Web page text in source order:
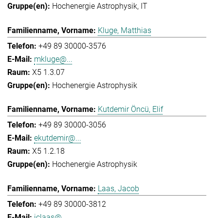
Hochenergie Astrophysik IT
Kluge, Matthias
+49 89 30000-3576
mkluge@...
X5 1.3.07
Hochenergie Astrophysik
Kutdemir Öncü, Elif
+49 89 30000-3056
ekutdemir@...
X5 1.2.18
Hochenergie Astrophysik
Laas, Jacob
+49 89 30000-3812